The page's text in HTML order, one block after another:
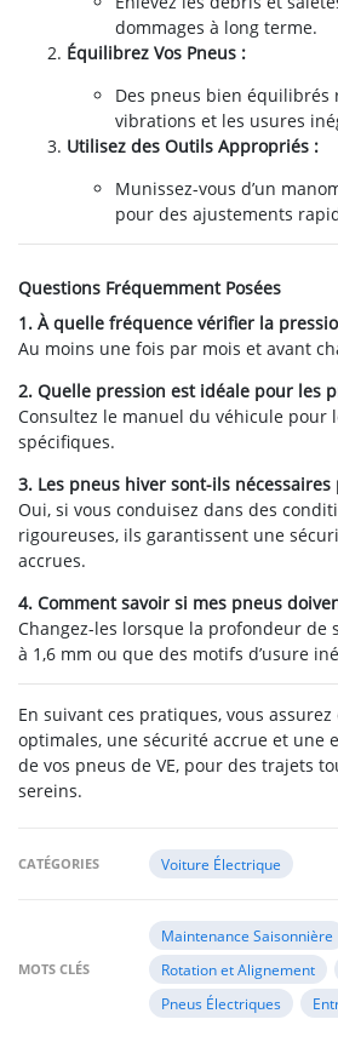
dommages à long terme.
Équilibrez Vos Pneus :
Des pneus bien équilibrés
vibrations et les usures
Utilisez des Outils Appropriés :
Munissez-vous d’un
pour des ajustements
Questions Fréquemment Posées
1. À quelle fréquence vérifier la
Au moins une fois par mois et avant
2. Quelle pression est idéale pour les
Consultez le manuel du véhicule pour
spécifiques.
3. Les pneus hiver sont-ils nécessaires
Oui, si vous conduisez dans des
rigoureuses, ils garantissent une
accrues.
4. Comment savoir si mes pneus
Changez-les lorsque la profondeur
à 1,6 mm ou que des motifs d’usure
En suivant ces pratiques, vous
optimales, une sécurité accrue et une
de vos pneus de VE, pour des trajets
sereins.
CATÉGORIES Voiture Électrique
MOTS CLÉS
Maintenance Saisonnière
Rotation et Alignement
Pneus Électriques